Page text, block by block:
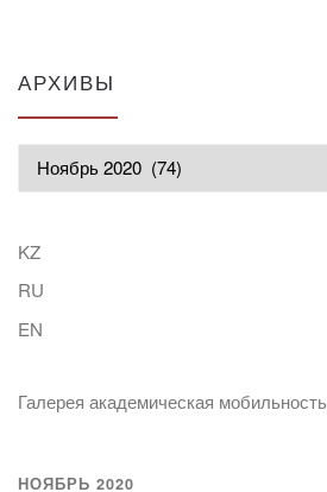
АРХИВЫ
KZ
RU
EN
Галерея академическая мобильность
НОЯБРЬ 2020